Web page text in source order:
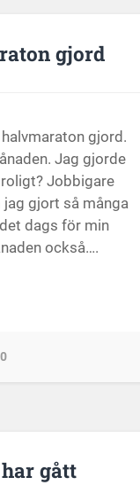
gjord
gjord.
Jag gjorde
Jobbigare
jag gjort så många
dags för min
också….
0
gått